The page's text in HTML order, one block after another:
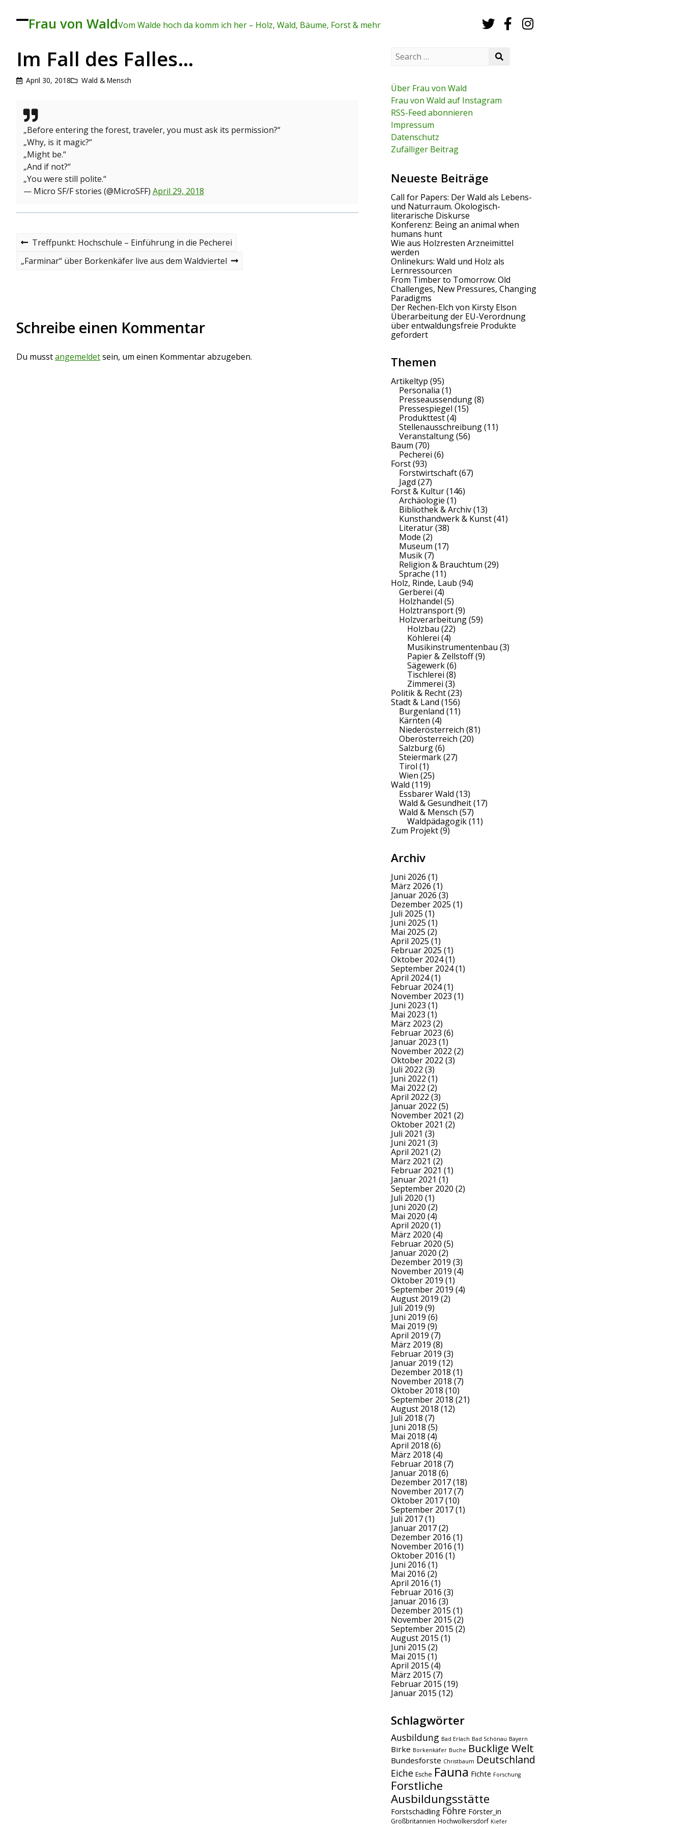
To
me
nu
Frau von WaldVom Walde hoch da komm ich her – Holz, Wald, Bäume, Forst & mehr
Im Fall des Falles…
April 30, 2018 Wald & Mensch
„Before entering the forest, traveler, you must ask its permission?“
„Why, is it magic?“
„Might be.“
„And if not?“
„You were still polite.“
— Micro SF/F stories (@MicroSFF) April 29, 2018
B
e
a
g
P
e
o
s
Treffpunkt: Hochschule – Einführung in die Pecherei
N
t
„Farminar“ über Borkenkäfer live aus dem Waldviertel
Schreibe einen Kommentar
Du musstangemeldetsein, um einen Kommentar abzugeben.
c
h
f
o
r
:
Über Frau von Wald
Frau von Wald auf Instagram
RSS-Feed abonnieren
Impressum
Datenschutz
Zufälliger Beitrag
Neueste Beiträge
Call for Papers: Der Wald als Lebens-
und Naturraum. Ökologisch-
literarische Diskurse
Konferenz: Being an animal when
humans hunt
Wie aus Holzresten Arzneimittel
werden
Onlinekurs: Wald und Holz als
Lernressourcen
From Timber to Tomorrow: Old
Challenges, New Pressures, Changing
Paradigms
Der Rechen-Elch von Kirsty Elson
Überarbeitung der EU-Verordnung
über entwaldungsfreie Produkte
gefordert
Themen
Artikeltyp (95)
Personalia (1)
Presseaussendung(8)
Pressespiegel (15)
Produkttest(4)
Stellenausschreibung(11)
Veranstaltung(56)
Baum (70)
Pecherei (6)
Forst(93)
Forstwirtschaft(67)
Jagd (27)
Forst & Kultur(146)
Archäologie (1)
Bibliothek & Archiv(13)
Kunsthandwerk & Kunst(41)
Literatur(38)
Mode (2)
Museum (17)
Musik(7)
Religion & Brauchtum (29)
Sprache (11)
Holz, Rinde, Laub (94)
Gerberei (4)
Holzhandel (5)
Holztransport(9)
Holzverarbeitung(59)
Holzbau (22)
Köhlerei (4)
Musikinstrumentenbau (3)
Papier & Zellstoff(9)
Sägewerk(6)
Tischlerei (8)
Zimmerei (3)
Politik & Recht(23)
Stadt & Land (156)
Burgenland (11)
Kärnten (4)
Niederösterreich (81)
Oberösterreich (20)
Salzburg(6)
Steiermark(27)
Tirol (1)
Wien (25)
Wald (119)
Essbarer Wald (13)
Wald & Gesundheit(17)
Wald & Mensch (57)
Waldpädagogik(11)
Zum Projekt(9)
Archiv
Juni 2026 (1)
März 2026 (1)
Januar 2026 (3)
Dezember 2025 (1)
Juli 2025 (1)
Juni 2025 (1)
Mai 2025 (2)
April 2025 (1)
Februar 2025 (1)
Oktober 2024(1)
September 2024(1)
April 2024(1)
Februar 2024(1)
November 2023 (1)
Juni 2023 (1)
Mai 2023 (1)
März 2023 (2)
Februar 2023 (6)
Januar 2023 (1)
November 2022 (2)
Oktober 2022 (3)
Juli 2022 (3)
Juni 2022 (1)
Mai 2022 (2)
April 2022 (3)
Januar 2022 (5)
November 2021 (2)
Oktober 2021 (2)
Juli 2021 (3)
Juni 2021 (3)
April 2021 (2)
März 2021 (2)
Februar 2021 (1)
Januar 2021 (1)
September 2020 (2)
Juli 2020 (1)
Juni 2020 (2)
Mai 2020 (4)
April 2020 (1)
März 2020 (4)
Februar 2020 (5)
Januar 2020 (2)
Dezember 2019 (3)
November 2019 (4)
Oktober 2019 (1)
September 2019 (4)
August 2019 (2)
Juli 2019 (9)
Juni 2019 (6)
Mai 2019 (9)
April 2019 (7)
März 2019 (8)
Februar 2019 (3)
Januar 2019 (12)
Dezember 2018 (1)
November 2018 (7)
Oktober 2018 (10)
September 2018 (21)
August 2018 (12)
Juli 2018 (7)
Juni 2018 (5)
Mai 2018 (4)
April 2018 (6)
März 2018 (4)
Februar 2018 (7)
Januar 2018 (6)
Dezember 2017(18)
November 2017(7)
Oktober 2017(10)
September 2017(1)
Juli 2017(1)
Januar 2017(2)
Dezember 2016 (1)
November 2016 (1)
Oktober 2016 (1)
Juni 2016 (1)
Mai 2016 (2)
April 2016 (1)
Februar 2016 (3)
Januar 2016 (3)
Dezember 2015 (1)
November 2015 (2)
September 2015 (2)
August 2015 (1)
Juni 2015 (2)
Mai 2015 (1)
April 2015 (4)
März 2015 (7)
Februar 2015 (19)
Januar 2015 (12)
Schlagwörter
Ausbildung Bad Erlach Bad Schönau Bayern
Birke Borkenkäfer Buche Bucklige Welt
Bundesforste Christbaum Deutschland
Eiche Esche Fauna Fichte Forschung
Forstliche
Ausbildungsstätte
Forstschädling Föhre Förster_in
Großbritannien Hochwolkersdorf Kiefer